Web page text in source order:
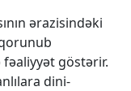
ərazisindəki
fəaliyyət göstərir.
dini-